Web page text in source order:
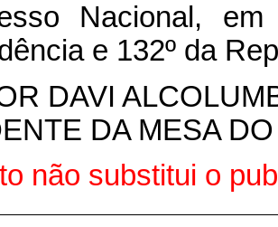
Nacional,
e 132º da
DAVI
DA MESA
não substitui o